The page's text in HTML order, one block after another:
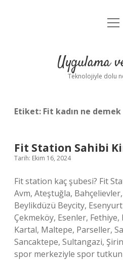
Yasal
Uygulama
Teknolojiyle dolu
Etiket: Fit kadın ne demek
Fit Station Sahibi
Tarih: Ekim 16, 2024
Fit station kaç şubesi? Fit
Avm, Ateştuğla,
Beylikdüzü Beycity,
Çekmeköy, Esenler, Fethiye,
Kartal, Maltepe, Parseller,
Sancaktepe, Sultangazi,
spor merkeziyle spor